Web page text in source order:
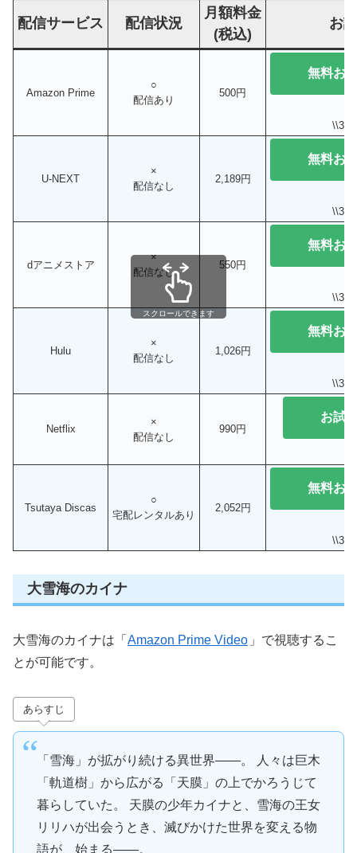
配信サービス 配信状況
月額料金
(税込)
お
Amazon Prime
○
配信あり
500円
無料お
\\30
U-NEXT
×
配信なし
2,189円
無料お
\\31
dアニメストア
×
配信なし
550円
無料お
\\31
Hulu
×
配信なし
1,026円
無料お
\\31
Netflix
×
配信なし
990円
お試
Tsutaya Discas
○
宅配レンタルあり
2,052円
無料お
\\30
スクロールできます
大雪海のカイナ
大雪海のカイナは「 Amazon Prime Video 」で視聴するこ
とが可能です。
あらすじ
「雪海」が拡がり続ける異世界――。 人々は巨木
「軌道樹」から広がる「天膜」の上でかろうじて
暮らしていた。 天膜の少年カイナと、雪海の王女
リリハが出会うとき、滅びかけた世界を変える物
語が、始まる――。